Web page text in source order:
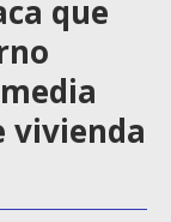
que
vivienda